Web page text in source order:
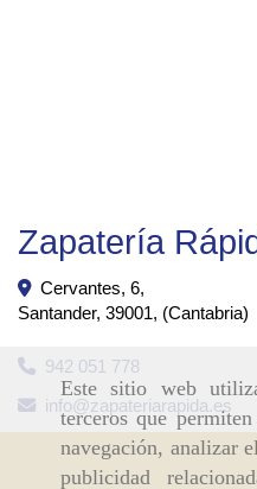
Este sitio web
terceros que
navegación, analizar
publicidad
Zapatería
Cervantes, 6,
Santander, 39001, (Cantabria)
942 051 778
info
zapateriarapida.es